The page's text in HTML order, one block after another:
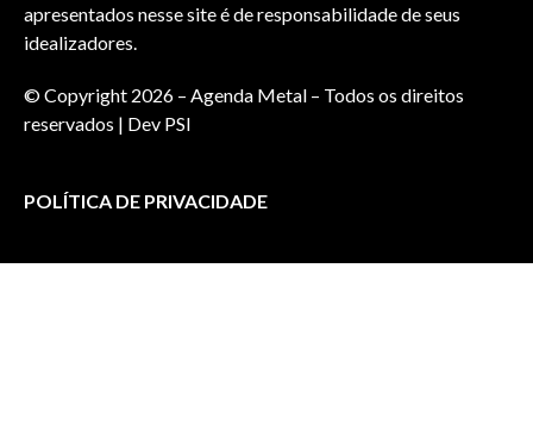
apresentados nesse site é de responsabilidade de seus
idealizadores.
© Copyright 2026 – Agenda Metal – Todos os direitos
reservados | Dev PSI
POLÍTICA DE PRIVACIDADE